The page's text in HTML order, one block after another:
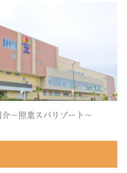
〜照葉スパリゾート〜